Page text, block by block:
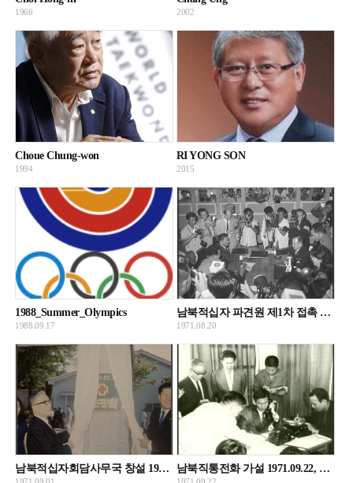
1966 2002
Choue Chung-won
1994
RI YONG SON
2015
1988_Summer_Olympics
1988.09.17
남북적십자 파견원 제1차 접촉 1971.08.20, 판문점 중립국감독위원회 회의실(T1)
1971.08.20
남북적십자회담사무국 창설 1971.09.01, 서울 종로구 삼청동 145번지 19호 남북직통전화 가설 1971.09.22, 판문점 자유의집